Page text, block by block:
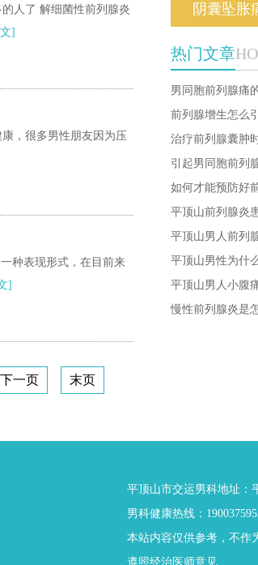
阴囊坠胀
热门文章
男同胞前列腺痛
前列腺增生怎么
治疗前列腺囊肿
引起男同胞前列
如何才能预防好
平顶山前列腺炎
哪些问题?
平顶山男人前列
平顶山男性为什
复发作？
平顶山男人小腹
率多大?
慢性前列腺炎是
人了 解细菌性前列腺炎
]
，很多男性朋友因为压
种表现形式，在目前来
]
下一页
末页
平顶山市交运男科地址：
男科健康热线：
本站内容仅供参考，不作
遵照经治医师意见